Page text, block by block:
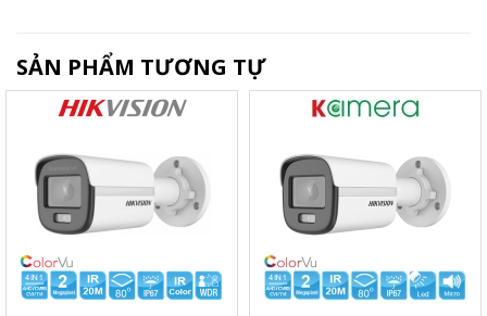
SẢN PHẨM TƯƠNG TỰ